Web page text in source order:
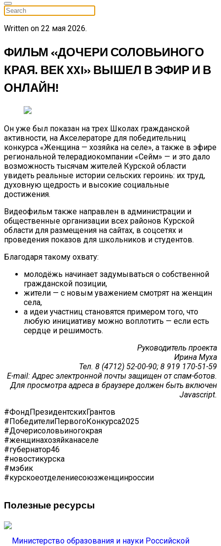
Written on 22 мая 2026.
ФИЛЬМ «ДОЧЕРИ СОЛОВЬИНОГО
КРАЯ. ВЕК XXI» ВЫШЕЛ В ЭФИР И В
ОНЛАЙН!
Он уже был показан на трех Школах гражданской
активности, на Акселераторе для победительниц
конкурса «Женщина — хозяйка на селе», а также в эфире
региональной телерадиокомпании «Сейм» — и это дало
возможность тысячам жителей Курской области
увидеть реальные истории сельских героинь: их труд,
духовную щедрость и высокие социальные
достижения.
Видеофильм также направлен в администрации и
общественные организации всех районов Курской
области для размещения на сайтах, в соцсетях и
проведения показов для школьников и студентов.
Благодаря такому охвату:
молодёжь начинает задумываться о собственной
гражданской позиции,
жители — с новым уважением смотрят на женщин
села,
а идеи участниц становятся примером того, что
любую инициативу можно воплотить — если есть
сердце и решимость.
Руководитель проекта
Ирина Муха
Тел. 8 (4712) 52-00-90; 8 919 170-51-59
E-mail:Адрес электронной почты защищен от спам-ботов.
Для просмотра адреса в браузере должен быть включен
Javascript.
#ФондПрезидентскихГрантов
#ПобедителиПервогоКонкурса2025
#Дочерисоловьиногокрая
#женщинахозяйканаселе
#губернатор46
#новостикурска
#мэбик
#курскоеотделениесоюзженщинроссии
Полезные ресурсы